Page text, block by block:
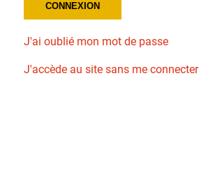
J'ai oublié mon mot de passe
J'accède au site sans me connecter